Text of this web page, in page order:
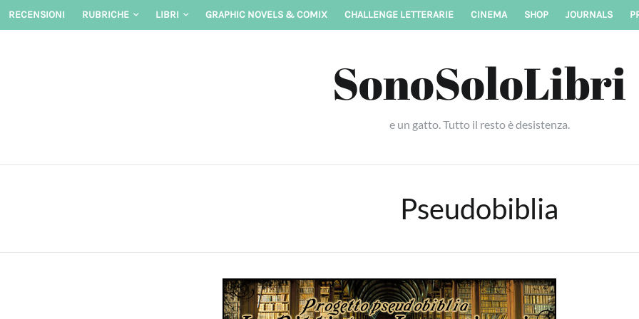
Skip
RECENSIONI RUBRICHE LIBRI GRAPHIC NOVELS & COMIX CHALLENGE LETTERARIE CINEMA SHOP JOURNALS
SonoSoloLibri
e un gatto. Tutto il resto è desistenza.
Pseudobiblia